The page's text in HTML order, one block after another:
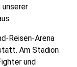
unserer
Reisen-Arena
Am Stadion
und